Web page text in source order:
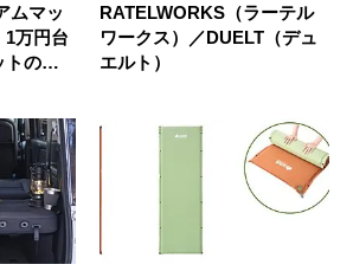
ムマッ
1万円台
トの寝
RATELWORKS（ラーテル
ワークス）／DUELT（デュ
エルト）